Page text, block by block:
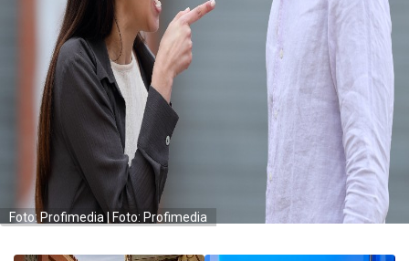
Foto: Profimedia | Foto: Profimedia